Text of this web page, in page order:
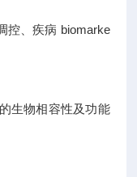
控、疾病 biomarke
生物相容性及功能